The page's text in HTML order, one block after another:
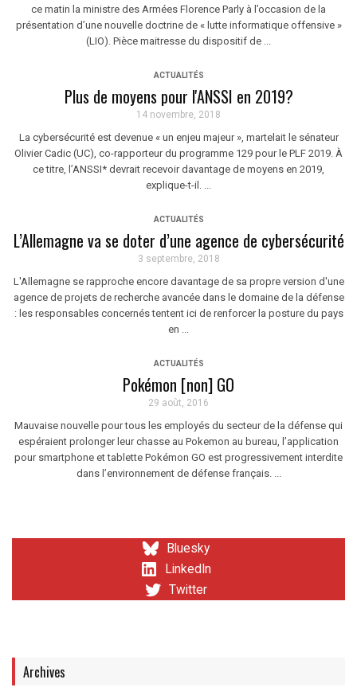
ce matin la ministre des Armées Florence Parly à l’occasion de la
présentation d’une nouvelle doctrine de « lutte informatique offensive »
(LIO). Pièce maitresse du dispositif de ...
ACTUALITÉS
Plus de moyens pour l'ANSSI en 2019?
14 novembre, 2018
La cybersécurité est devenue « un enjeu majeur », martelait le sénateur
Olivier Cadic (UC), co-rapporteur du programme 129 pour le PLF 2019. À
ce titre, l’ANSSI* devrait recevoir davantage de moyens en 2019,
explique-t-il. ...
ACTUALITÉS
L’Allemagne va se doter d’une agence de cybersécurité
3 septembre, 2018
L'Allemagne se rapproche encore davantage de sa propre version d'une
agence de projets de recherche avancée dans le domaine de la défense
: les responsables concernés tentent ici de renforcer la posture du pays
en ...
ACTUALITÉS
Pokémon [non] GO
29 août, 2016
Mauvaise nouvelle pour tous les employés du secteur de la défense qui
espéraient prolonger leur chasse au Pokemon au bureau, l’application
pour smartphone et tablette Pokémon GO est progressivement interdite
dans l’environnement de défense français. ...
Bluesky
LinkedIn
Twitter
Archives